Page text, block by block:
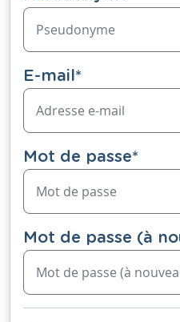
E-mail*
Mot de passe*
Mot de passe (à